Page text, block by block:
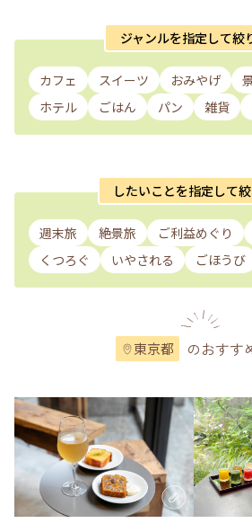
ジャンルを指定して絞
カフェ スイーツ おみやげ
ホテル
ごはん パン 雑貨
したいことを指定して
週末旅 絶景旅 ご利益めぐり
くつろぐ
いやされる ごほうび
東京都 のおすす